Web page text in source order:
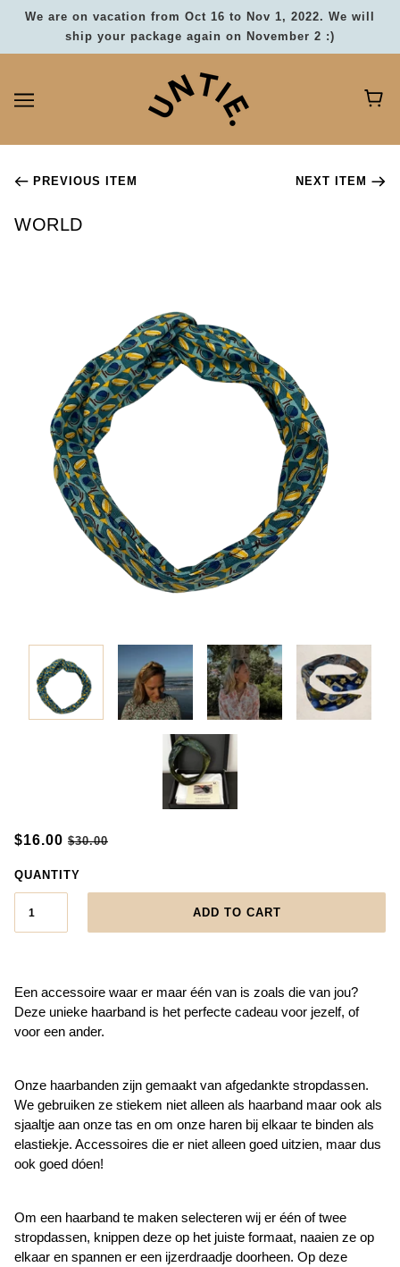
We are on vacation from Oct 16 to Nov 1, 2022. We will
ship your package again on November 2 :)
PREVIOUS ITEM NEXT ITEM
WORLD
$16.00 $30.00
QUANTITY
ADD TO CART
Een accessoire waar er maar één van is zoals die van jou?
Deze unieke haarband is het perfecte cadeau voor jezelf, of
voor een ander.
Onze haarbanden zijn gemaakt van afgedankte stropdassen.
We gebruiken ze stiekem niet alleen als haarband maar ook als
sjaaltje aan onze tas en om onze haren bij elkaar te binden als
elastiekje. Accessoires die er niet alleen goed uitzien, maar dus
ook goed dóen!
Om een haarband te maken selecteren wij er één of twee
stropdassen, knippen deze op het juiste formaat, naaien ze op
elkaar en spannen er een ijzerdraadje doorheen. Op deze